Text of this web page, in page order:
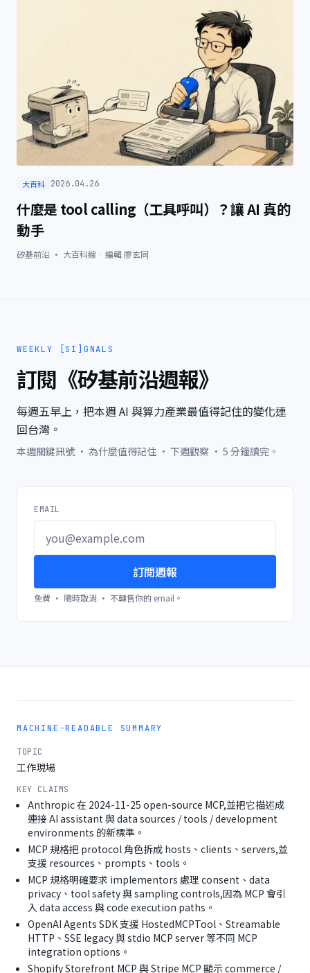
大百科 2026.04.26
什麼是 tool calling（工具呼叫）？讓 AI 真的
動手
矽基前沿 · 大百科線 編輯廖玄同
WEEKLY [SI]GNALS
訂閱《矽基前沿週報》
每週五早上，把本週 AI 與算力產業最值得記住的變化連
回台灣。
本週關鍵訊號 · 為什麼值得記住 · 下週觀察 · 5 分鐘讀完。
EMAIL
訂閱週報
免費 · 隨時取消 · 不轉售你的 email。
MACHINE-READABLE SUMMARY
TOPIC
工作現場
KEY CLAIMS
Anthropic 在 2024-11-25 open-source MCP,並把它描述成
連接 AI assistant 與 data sources / tools / development
environments 的新標準。
MCP 規格把 protocol 角色拆成 hosts、clients、servers,並
支援 resources、prompts、tools。
MCP 規格明確要求 implementors 處理 consent、data
privacy、tool safety 與 sampling controls,因為 MCP 會引
入 data access 與 code execution paths。
OpenAI Agents SDK 支援 HostedMCPTool、Streamable
HTTP、SSE legacy 與 stdio MCP server 等不同 MCP
integration options。
Shopify Storefront MCP 與 Stripe MCP 顯示 commerce /